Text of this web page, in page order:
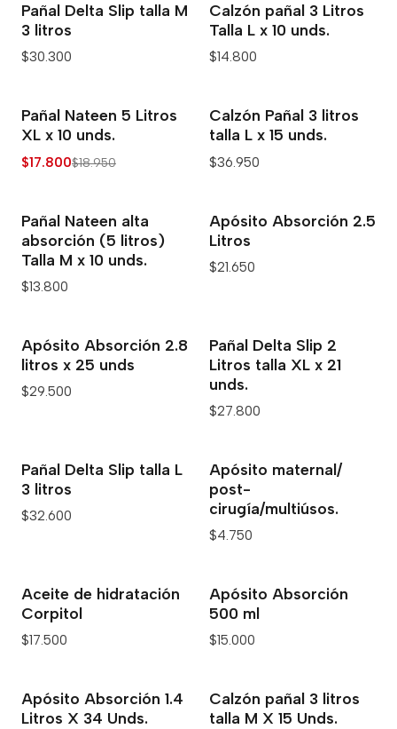
Pañal Delta Slip talla M
3 litros
$30.300
Calzón pañal 3 Litros
Talla L x 10 unds.
$14.800
-6% OFF
Pañal Nateen 5 Litros
XL x 10 unds.
$17.800$18.950
Calzón Pañal 3 litros
talla L x 15 unds.
$36.950
Pañal Nateen alta
absorción (5 litros)
Talla M x 10 unds.
$13.800
Apósito Absorción 2.5
Litros
$21.650
Apósito Absorción 2.8
litros x 25 unds
$29.500
Pañal Delta Slip 2
Litros talla XL x 21
unds.
$27.800
Pañal Delta Slip talla L
3 litros
$32.600
Apósito maternal/
post-
cirugía/multiúsos.
$4.750
Aceite de hidratación
Corpitol
$17.500
Apósito Absorción
500 ml
$15.000
Apósito Absorción 1.4
Litros X 34 Unds.
Calzón pañal 3 litros
talla M X 15 Unds.